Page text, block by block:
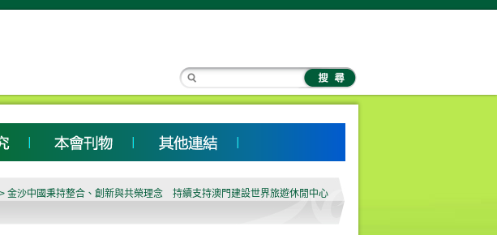
金沙中國秉持整合、創新與共榮理念 持續支持澳門建設世界旅遊休閒中心